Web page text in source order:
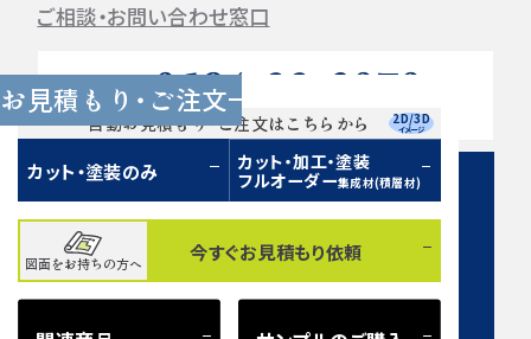
お見積もり・ご注文
自動お見積もり・ご注文はこちらから
カット・塗装のみ
カット・加工・塗装
フルオーダー集成材(積層材)
2D/3D
イメージ
図面をお持ちの方へ 今すぐお見積もり依頼
ご相談・お問い合わせ窓口
Tel. 0584-33-2070
営業時間 9:00〜17:00（土日祝 定休）
お問い合わせフォーム